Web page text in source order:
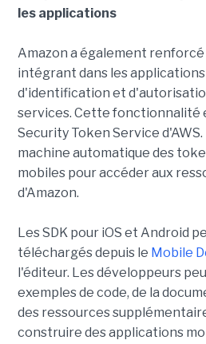
les applications
Amazon a également
intégrant dans les
d'identification et
services. Cette fonctionnalité
Security Token Service
machine automatique des
mobiles pour accéder aux
d'Amazon.
Les SDK pour iOS et Android
téléchargés depuis le Mobile
l'éditeur. Les développeurs
exemples de code, de la
des ressources
construire des applications